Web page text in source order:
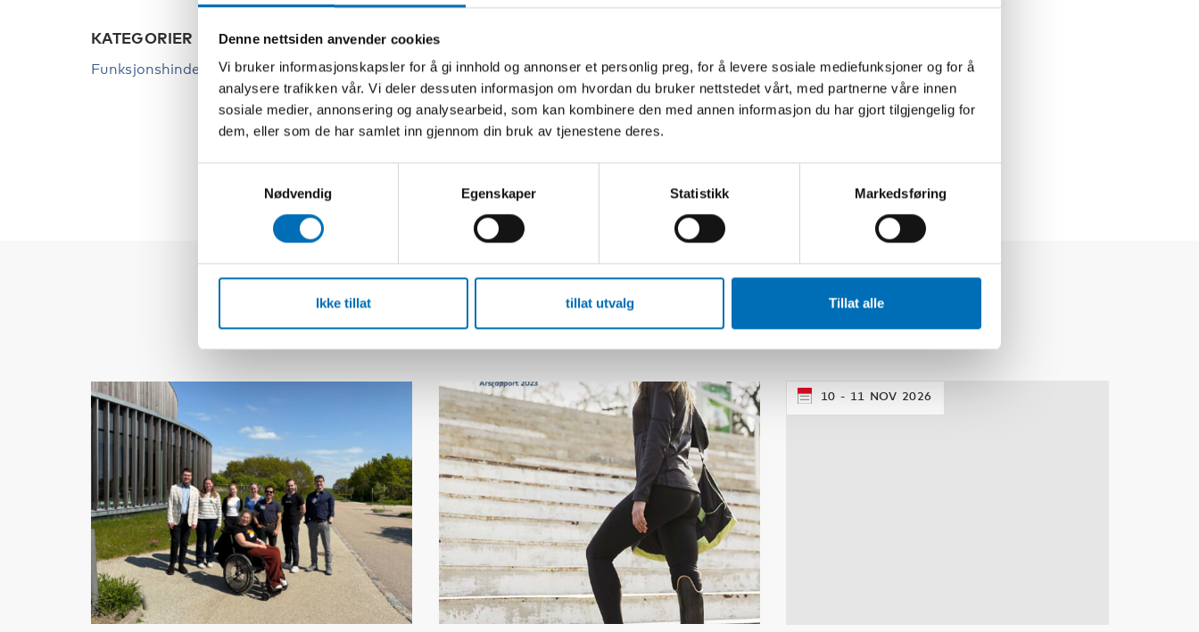
Denne nettsiden anvender cookies
Vi bruker informasjonskapsler for å gi innhold og annonser et personlig preg, for å levere sosiale mediefunksjoner og for å
analysere trafikken vår. Vi deler dessuten informasjon om hvordan du bruker nettstedet vårt, med partnerne våre innen
sosiale medier, annonsering og analysearbeid, som kan kombinere den med annen informasjon du har gjort tilgjengelig for
dem, eller som de har samlet inn gjennom din bruk av tjenestene deres.
Nødvendig
Egenskaper Statistikk Markedsføring
Ikke tillat tillat utvalg Tillat alle
KATEGORIER
Funksjonshinder
NØKKELORD
Funksjonsnedsettelse
Like rettigheter
Samer
Relatert innhold
10 11 NOV 2026